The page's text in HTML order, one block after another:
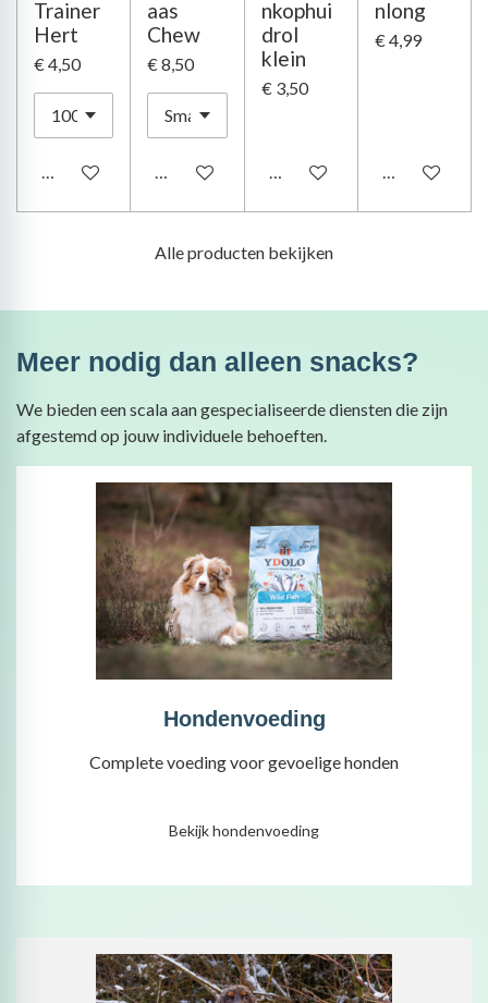
Trainer
Hert
€ 4,50
In winkelwagen
aas
Chew
€ 8,50
In winkelwagen
nkophui
drol
klein
€ 3,50
In winkelwagen
nlong
€ 4,99
In
Alle producten bekijken
Meer nodig dan alleen snacks?
We bieden een scala aan gespecialiseerde diensten die zijn
afgestemd op jouw individuele behoeften.
Hondenvoeding
Complete voeding voor gevoelige honden
Bekijk hondenvoeding